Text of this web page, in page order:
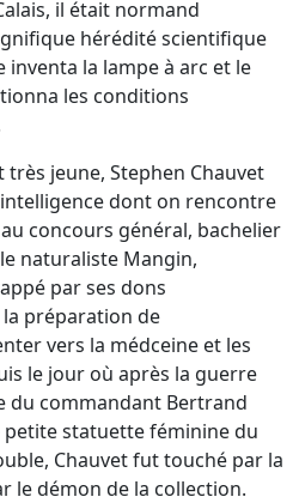
il était normand
hérédité scientifique
inventa la lampe à arc et le
les conditions
jeune, Stephen Chauvet
dont on rencontre
concours général, bachelier
naturaliste Mangin,
par ses dons
la préparation de
vers la médceine et les
le jour où après la guerre
du commandant Bertrand
statuette féminine du
Chauvet fut touché par la
le démon de la collection.